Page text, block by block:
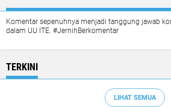
Komentar sepenuhnya menjadi tanggung jawab
dalam UU ITE. #JernihBerkomentar
TERKINI
LIHAT SEMUA